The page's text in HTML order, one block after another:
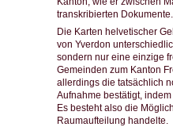
transkribierten Dokumente.
Die Karten helvetischer
von Yverdon
sondern nur eine einzige
Gemeinden zum Kanton
allerdings die tatsächlich
Aufnahme bestätigt,
Es besteht also die
Raumaufteilung handelte.